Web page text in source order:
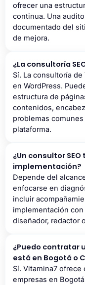
ofrecer una
continua. Una
documentado del
de mejora.
¿La consultoría
Sí. La consultoría
en WordPress.
estructura de
contenidos,
problemas
plataforma.
¿Un consultor
implementación?
Depende del
enfocarse en
incluir
implementación
diseñador, redactor
¿Puedo contratar
está en Bogotá o
Sí. Vitamina7 ofrece
empresas en